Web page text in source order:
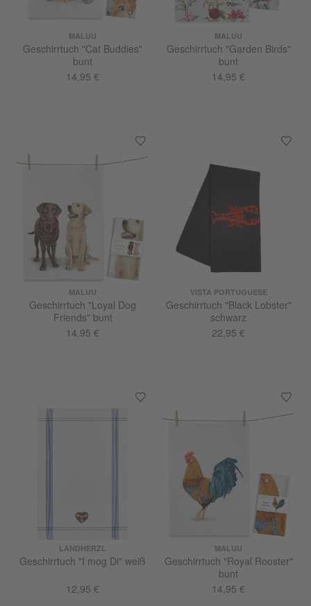
MALUU
Geschirrtuch "Cat Buddies"
bunt
14,95 €
MALUU
Geschirrtuch "Garden Birds"
bunt
14,95 €
MALUU
Geschirrtuch "Loyal Dog
Friends" bunt
14,95 €
VISTA PORTUGUESE
Geschirrtuch "Black Lobster"
schwarz
22,95 €
LANDHERZL
Geschirrtuch "I mog Di" weiß
12,95 €
MALUU
Geschirrtuch "Royal Rooster"
bunt
14,95 €